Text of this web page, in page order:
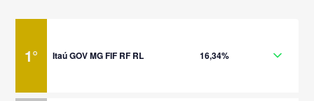
1° Itaú GOV MG FIF RF RL 16,34%